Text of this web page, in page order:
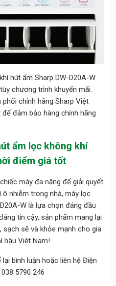
hút ẩm Sharp DW-D20A-W
chương trình khuyến mãi.
chính hãng Sharp Việt
đảm bảo hàng chính hãng
ẩm lọc không khí
điểm giá tốt
máy đa năng để giải quyết
nhiễm trong nhà, máy lọc
W là lựa chọn đáng đầu
tin cậy, sản phẩm mang lại
sạch sẽ và khỏe mạnh cho gia
hậu Việt Nam!
bình luận hoặc liên hệ Điện
5790 246